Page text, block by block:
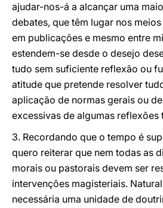
ajudar-nos-á a alcançar uma
debates, que têm lugar nos
em publicações e mesmo entre
estendem-se desde o desejo
tudo sem suficiente reflexão ou
atitude que pretende resolver
aplicação de normas gerais ou
excessivas de algumas reflexões
3. Recordando que o tempo é
quero reiterar que nem todas as
morais ou pastorais devem ser
intervenções magisteriais.
necessária uma unidade de